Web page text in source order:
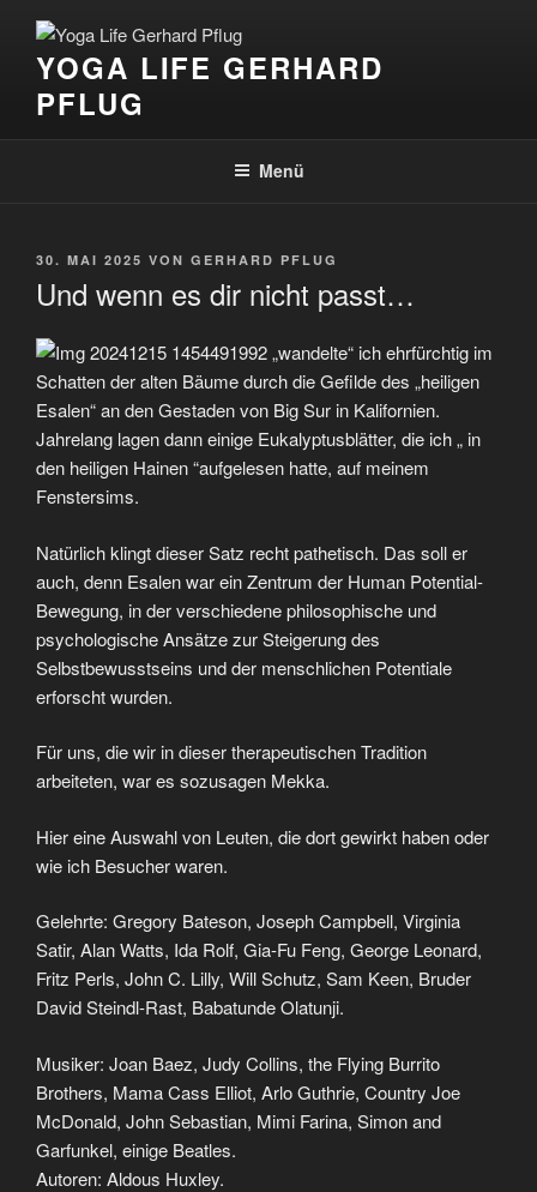
Inhalt
springenYOGA LIFE GERHARD
PFLUG
Menü
VERÖFFENTLICHT
30. MAI 2025 VON GERHARD PFLUG
Und wenn es dir nicht passt…
1992 „wandelte“ ich ehrfürchtig im
Schatten der alten Bäume durch die Gefilde des „heiligen
Esalen“ an den Gestaden von Big Sur in Kalifornien.
Jahrelang lagen dann einige Eukalyptusblätter, die ich „ in
den heiligen Hainen “aufgelesen hatte, auf meinem
Fenstersims.
Natürlich klingt dieser Satz recht pathetisch. Das soll er
auch, denn Esalen war ein Zentrum der Human Potential-
Bewegung, in der verschiedene philosophische und
psychologische Ansätze zur Steigerung des
Selbstbewusstseins und der menschlichen Potentiale
erforscht wurden.
Für uns, die wir in dieser therapeutischen Tradition
arbeiteten, war es sozusagen Mekka.
Hier eine Auswahl von Leuten, die dort gewirkt haben oder
wie ich Besucher waren.
Gelehrte: Gregory Bateson, Joseph Campbell, Virginia
Satir, Alan Watts, Ida Rolf, Gia-Fu Feng, George Leonard,
Fritz Perls, John C. Lilly, Will Schutz, Sam Keen, Bruder
David Steindl-Rast, Babatunde Olatunji.
Musiker: Joan Baez, Judy Collins, the Flying Burrito
Brothers, Mama Cass Elliot, Arlo Guthrie, Country Joe
McDonald, John Sebastian, Mimi Farina, Simon and
Garfunkel, einige Beatles.
Autoren: Aldous Huxley.